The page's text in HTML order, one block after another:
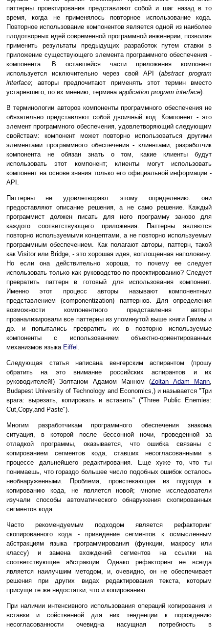
паттерны проектирования представляют собой и шаг назад в то
время, когда не применялось повторное использование кода.
Повторное использование компонентов является одной из наиболее
плодотворных идей современной программной инженерии, позволяя
применить результаты предыдущих разработок путем ставки в
приложение существующего элемента программного обеспечения -
компонента. В оставшейся части приложения компонент
используется исключительно через свой API (abstract program
interface; авторы предпочитают применять этот термин вместо
устаревшего, по их мнению, термина application program interface).
В терминологии авторов компоненты программного обеспечения не
обязательно представляют собой двоичный код. Компонент - это
элемент программного обеспечения, удовлетворяющий следующим
свойствам: компонент может повторно использоваться другими
элементами программного обеспечения - клиентами; разработчик
компонента не обязан знать о том, какие клиенты будут
использовать этот компонент; клиенты могут использовать
компонент на основе знания только его официальной информации -
API.
Паттерны не удовлетворяют этому определению: они
предоставляют описание решения, а не само решение. Каждый
программист должен писать для него программу заново для
каждого соответствующего приложения. Паттерны являются
повторно используемыми концептами, а не повторно используемым
программным обеспечением. Как полагают авторы, паттерн, такой
как Visitor или Bridge, - это хорошая идея, воплощенная наполовину.
Но если она действительно хороша, то почему ее следует
использовать только как руководство по проектированию? Следует
превратить паттерн в готовый для использования компонент.
Именно этот процесс авторы называют компонентным
представлением (componentization) паттернов. Для определения
возможности компонентного представления авторы
проанализировали все паттерны из упомянутой выше книги Гаммы и
др. и попытались превратить их в повторно используемые
компоненты с использованием объектно-ориентированных
механизмов языка Eiffel .
Следующая статья написана венгерским аспирантом (прошу
обратить на это внимание российских аспирантов и их
руководителей!) Золтаном Адамом Манном (Zoltan Adam Mann,
Budapest University of Technology and Economics,) и называется "Три
врага: вырезать, копировать и вставить" ("Three Public Enemies:
Cut,Copy,and Paste").
Многим разработчикам программного обеспечения знакома
ситуация, в которой после бессонной ночи, проведенной за
отладкой программы, оказывается, что ошибка связаны с
копированием сегментов кода, ставших несогласованными в
процессе дальнейшего редактирования. Еще хуже то, что ты
понимаешь, что гораздо большее число подобных ошибок осталось
необнаруженными. Проблема, проистекающая из подхода к
копированию кода, не является новой; многие исследователи
изучали способы автоматического обнаружения скопированных
сегментов кода.
Часто рекомендуемым подходом является рефакторинг
скопированного кода - приведение сегментов к осмысленным
абстракциям языка программирования (функции, макросу или
классу) и замена вхождений сегментов на ссылки на
соответствующие абстракции. Однако рефакторинг не всегда
является наилучшим методом, и, очевидно, он не обеспечивает
решения при других видах редактирования текста, которым
присущи те же недостатки, что и копированию.
При наличии интенсивного использования операций копирования и
вставки и сойственной для них тенденции к порождению
несогласованности очевидна насущная потребность в